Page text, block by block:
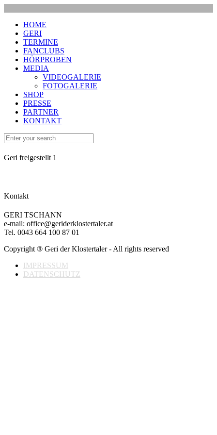
HOME
GERI
TERMINE
FANCLUBS
HÖRPROBEN
MEDIA
VIDEOGALERIE
FOTOGALERIE
SHOP
PRESSE
PARTNER
KONTAKT
Geri freigestellt 1
Kontakt
GERI TSCHANN
e-mail: office@geriderklostertaler.at
Tel. 0043 664 100 87 01
Copyright ® Geri der Klostertaler - All rights reserved
IMPRESSUM
DATENSCHUTZ